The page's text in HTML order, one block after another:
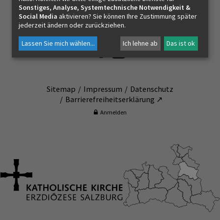
KONTAKT
Pfarrverband Hallein
Zechnerstr. 3
5400 - Hallein
Sitemap Impressum
Datenschutz
Barrierefreiheitserklärung ↗
Anmelden
Sonstiges, Analyse, Systemtechnische Notwendigkeit &
Social Media aktivieren? Sie können Ihre Zustimmung später
jederzeit ändern oder zurückziehen.
Lassen Sie mich wählen... Ich lehne ab Das ist ok